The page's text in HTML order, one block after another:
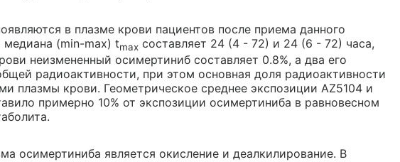
в плазме крови пациентов после приема данного
медиана (min-max) tmax составляет 24 (4 - 72) и 24 (6 - 72) часа,
неизмененный осимертиниб составляет 0.8%, а два его
радиоактивности, при этом основная доля радиоактивности
плазмы крови. Геометрическое среднее экспозиции AZ5104 и
примерно 10% от экспозиции осимертиниба в равновесном
осимертиниба является окисление и деалкилирование. В